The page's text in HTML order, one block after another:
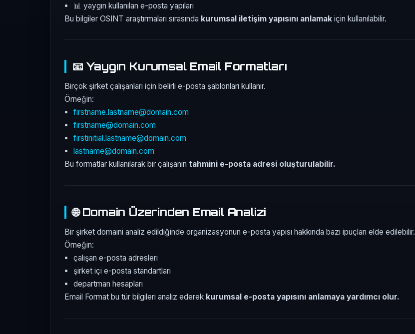
📊 yaygın kullanılan e-posta yapıları
Bu bilgiler OSINT araştırmaları sırasında kurumsal iletişim yapısını anlamak için kullanılabilir.
📧 Yaygın Kurumsal Email Formatları
Birçok şirket çalışanları için belirli e-posta şablonları kullanır.
Örneğin:
firstname.lastname@domain.com
firstname@domain.com
firstinitial.lastname@domain.com
lastname@domain.com
Bu formatlar kullanılarak bir çalışanın tahmini e-posta adresi oluşturulabilir.
🌐 Domain Üzerinden Email Analizi
Bir şirket domaini analiz edildiğinde organizasyonun e-posta yapısı hakkında bazı ipuçları elde edilebilir.
Örneğin:
çalışan e-posta adresleri
şirket içi e-posta standartları
departman hesapları
Email Format bu tür bilgileri analiz ederek kurumsal e-posta yapısını anlamaya yardımcı olur.